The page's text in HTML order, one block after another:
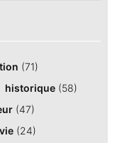
(71)
historique (58)
(47)
(24)